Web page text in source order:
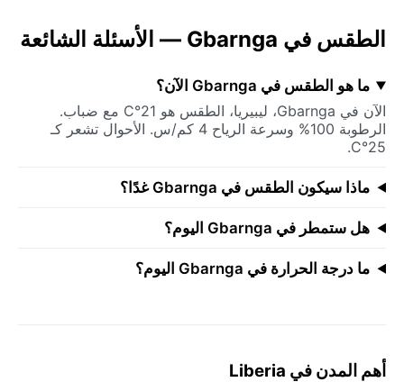
الطقس في Gbarnga — الأسئلة الشائعة
ما هو الطقس في Gbarnga الآن؟
الآن في Gbarnga، ليبيريا، الطقس هو 21°C مع ضباب.
الرطوبة 100% وسرعة الرياح 4 كم/س. الأحوال تشعر كـ
25°C.
ماذا سيكون الطقس في Gbarnga غدًا؟
هل ستمطر في Gbarnga اليوم؟
ما درجة الحرارة في Gbarnga اليوم؟
أهم المدن في Liberia